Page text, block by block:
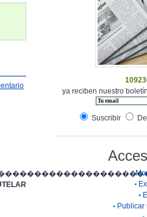
ya reciben nuestro
Suscribir
•
•
•
• Publicar